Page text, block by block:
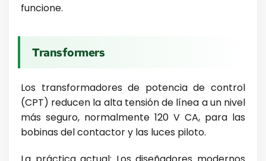
funcione.
Transformers
Los transformadores de potencia de control
(CPT) reducen la alta tensión de línea a un nivel
más seguro, normalmente 120 V CA, para las
bobinas del contactor y las luces piloto.